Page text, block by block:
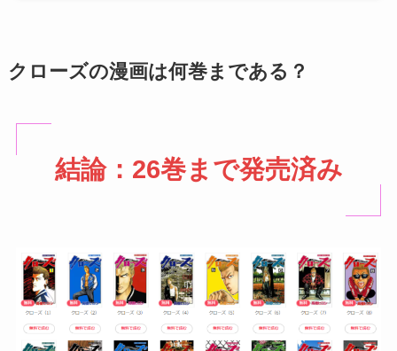
クローズの漫画は何巻まである？
結論：26巻まで発売済み